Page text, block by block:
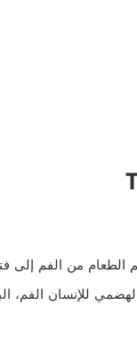
للإنسان الفم،